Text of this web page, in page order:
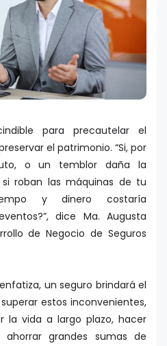
para precautelar el
el patrimonio. “Si, por
o un temblor daña la
roban las máquinas de tu
y dinero costaría
dice Ma. Augusta
de Negocio de Seguros
un seguro brindará el
estos inconvenientes,
la vida a largo plazo, hacer
grandes sumas de